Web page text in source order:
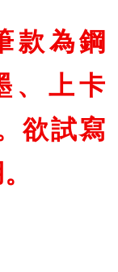
款為鋼
、上卡
欲試寫